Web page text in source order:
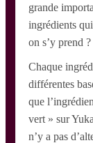
grande
ingrédients
on s’y prend ?
Chaque
différentes
que
vert » sur
n’y a pas